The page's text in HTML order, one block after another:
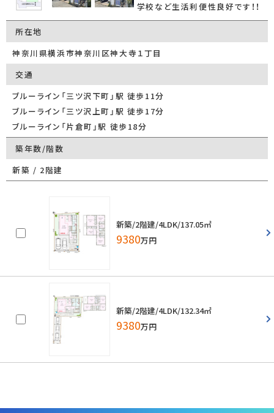
学校など生活利便性良好です！！
所在地
神奈川県横浜市神奈川区神大寺１丁目
交通
ブルーライン「三ツ沢下町」駅 徒歩11分
ブルーライン「三ツ沢上町」駅 徒歩17分
ブルーライン「片倉町」駅 徒歩18分
築年数/階数
新築 / 2階建
新築/2階建/4LDK/137.05㎡
9380万円
新築/2階建/4LDK/132.34㎡
9380万円